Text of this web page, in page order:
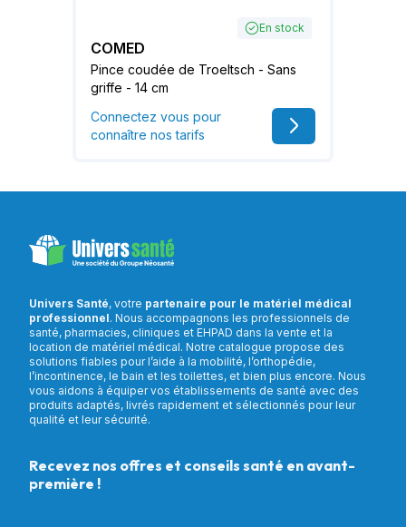
En stock
COMED
Pince coudée de Troeltsch - Sans
griffe - 14 cm
Connectez vous pour
connaître nos tarifs
Univers Santé, votre partenaire pour le matériel médical
professionnel. Nous accompagnons les professionnels de
santé, pharmacies, cliniques et EHPAD dans la vente et la
location de matériel médical. Notre catalogue propose des
solutions fiables pour l’aide à la mobilité, l’orthopédie,
l’incontinence, le bain et les toilettes, et bien plus encore. Nous
vous aidons à équiper vos établissements de santé avec des
produits adaptés, livrés rapidement et sélectionnés pour leur
qualité et leur sécurité.
Recevez nos offres et conseils santé en avant-
première !